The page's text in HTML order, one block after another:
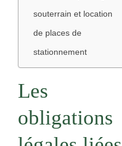
souterrain et location
de places de
stationnement
Les
obligations